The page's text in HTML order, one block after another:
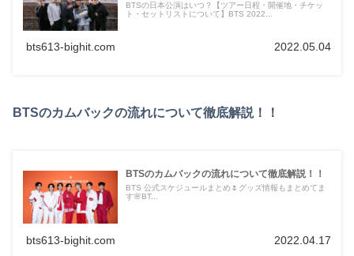
BTSの日本公演はいつ？【ツアー日程・開催地・チケッ
ト・セットリストについて】BTS 2022...
bts613-bighit.com 2022.05.04
BTSのカムバックの流れについて徹底解説！！
BTSのカムバックの流れについて徹底解説！！
BTS 公式スケジュールまとめ🌷グッズ情報もまとめてま
す🌸BT...
bts613-bighit.com 2022.04.17